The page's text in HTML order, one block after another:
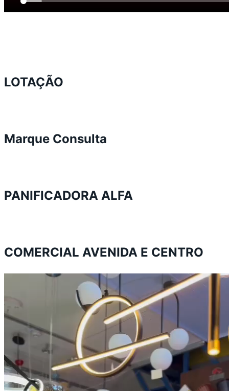
LOTAÇÃO
Marque Consulta
PANIFICADORA ALFA
COMERCIAL AVENIDA E CENTRO